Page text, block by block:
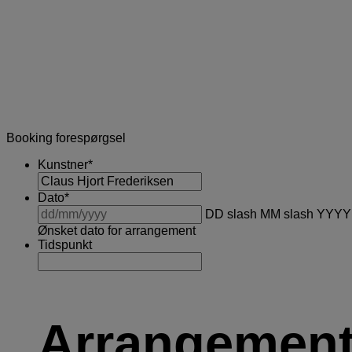
Booking forespørgsel
Kunstner*
Dato*
DD slash MM slash YYYY
Ønsket dato for arrangement
Tidspunkt